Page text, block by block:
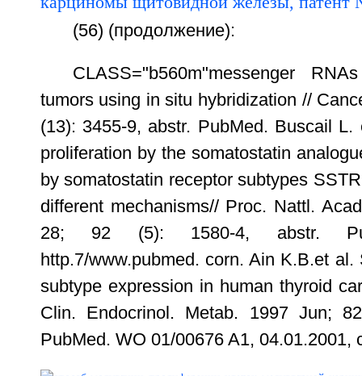
(56) (продолжение):
CLASS="b560m"messenger
tumors using in situ hybridization //
(13): 3455-9, abstr. PubMed. Buscail
proliferation by the somatostatin
by somatostatin receptor subtypes
different mechanisms// Proc. Nattl.
28; 92 (5): 1580-4, abstr.
http.7/www.pubmed. corn. Ain K.B.et al.
subtype expression in human thyroid
Clin. Endocrinol. Metab. 1997 Jun;
PubMed. WO 01/00676 A1, 04.01.2001,